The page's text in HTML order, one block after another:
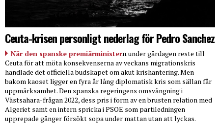
Ceuta-krisen personligt nederlag för Pedro Sanchez
När den spanske premiärministernunder gårdagen reste till
Ceuta för att möta konsekvenserna av veckans migrationskris
handlade det officiella budskapet om akut krishantering. Men
bakom kaoset ligger en fyra år lång diplomatisk kris som sällan får
uppmärksamhet. Den spanska regeringens omsvängning i
Västsahara-frågan 2022, dess pris i form av en brusten relation med
Algeriet samt en intern spricka i PSOE som partiledningen
upprepade gånger försökt sopa under mattan utan att lyckas.